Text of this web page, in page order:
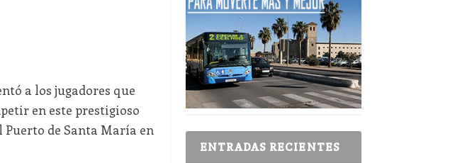
a los jugadores que
en este prestigioso
Puerto de Santa María en
ENTRADAS RECIENTES